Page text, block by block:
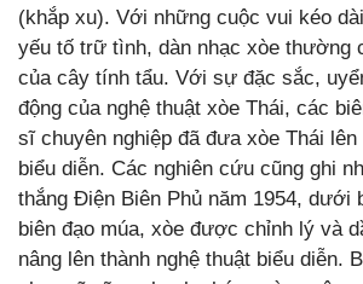
(khắp xu). Với những cuộc vui kéo
yếu tố trữ tình, dàn nhạc xòe thường
của cây tính tẩu. Với sự đặc sắc,
động của nghệ thuật xòe Thái, các
sĩ chuyên nghiệp đã đưa xòe Thái lên
biểu diễn. Các nghiên cứu cũng ghi
thắng Điện Biên Phủ năm 1954, dưới
biên đạo múa, xòe được chỉnh lý và
nâng lên thành nghệ thuật biểu diễn.